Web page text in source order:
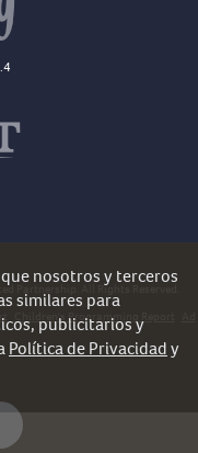
Partnership. All Rights Reserved.
Children's Programming Report
nosotros y terceros
similares para
publicitarios y
Política de Privacidady